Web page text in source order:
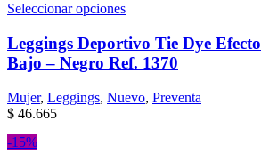
Seleccionar opciones
Leggings Deportivo Tie Dye
Bajo – Negro Ref. 1370
Mujer, Leggings, Nuevo, Preventa
$ 46.665
-15%